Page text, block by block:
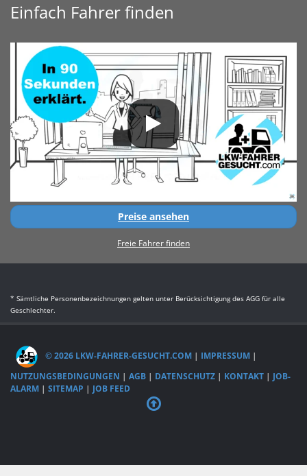
Einfach Fahrer finden
Preise ansehen
Freie Fahrer finden
* Sämtliche Personenbezeichnungen gelten unter Berücksichtigung des AGG für alle
Geschlechter.
© 2026 LKW-FAHRER-GESUCHT.COM | IMPRESSUM |
NUTZUNGSBEDINGUNGEN | AGB | DATENSCHUTZ | KONTAKT | JOB-
ALARM | SITEMAP | JOB FEED